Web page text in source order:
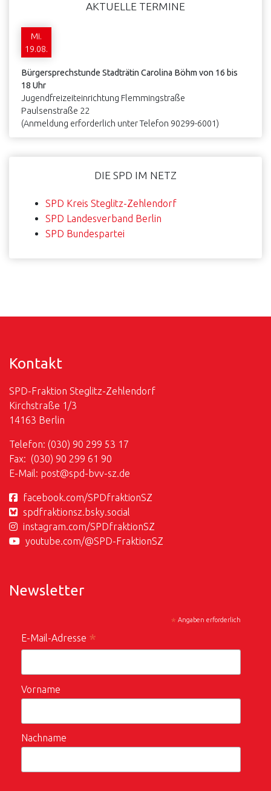
AKTUELLE TERMINE
Mi.
19.08.
Bürgersprechstunde Stadträtin Carolina Böhm von 16 bis
18 Uhr
Jugendfreizeiteinrichtung Flemmingstraße
Paulsenstraße 22
(Anmeldung erforderlich unter Telefon 90299-6001)
DIE SPD IM NETZ
SPD Kreis Steglitz-Zehlendorf
SPD Landesverband Berlin
SPD Bundespartei
Kontakt
SPD-Fraktion Steglitz-Zehlendorf
Kirchstraße 1/3
14163 Berlin
Telefon: (030) 90 299 53 17
Fax: (030) 90 299 61 90
E-Mail: post@spd-bvv-sz.de
facebook.com/SPDfraktionSZ
spdfraktionsz.bsky.social
instagram.com/SPDfraktionSZ
youtube.com/@SPD-FraktionSZ
Newsletter
* Angaben erforderlich
E-Mail-Adresse *
Vorname
Nachname